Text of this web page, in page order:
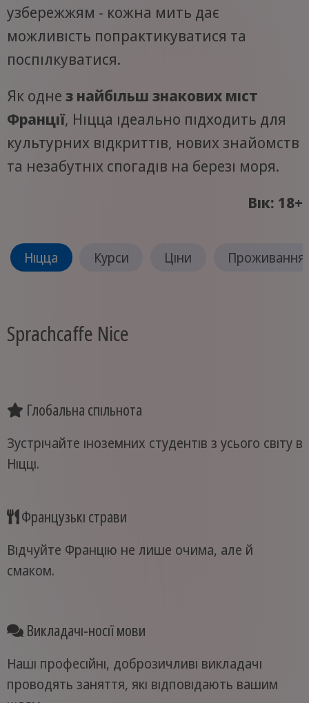
узбережжям - кожна мить дає
можливість попрактикуватися та
поспілкуватися.
Як одне з найбільш знакових міст
Франції, Ніцца ідеально підходить для
культурних відкриттів, нових знайомств
та незабутніх спогадів на березі моря.
Вік: 18+
Ніцца Курси Ціни Проживання
Sprachcaffe Nice
Глобальна спільнота
Зустрічайте іноземних студентів з усього світу в
Ніцці.
Французькі страви
Відчуйте Францію не лише очима, але й
смаком.
Викладачі-носії мови
Наші професійні, доброзичливі викладачі
проводять заняття, які відповідають вашим